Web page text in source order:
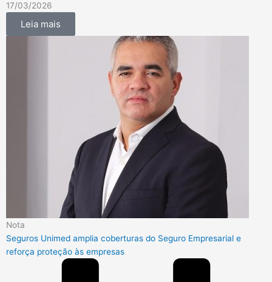
17/03/2026
Leia mais
Nota
Seguros Unimed amplia coberturas do Seguro Empresarial e
reforça proteção às empresas